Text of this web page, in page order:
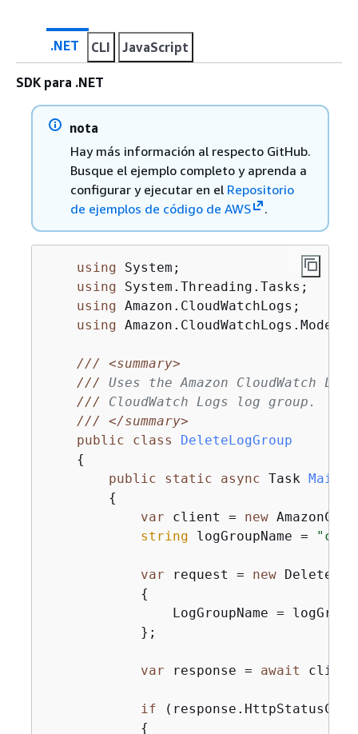
.NET CLI JavaScript
SDK para .NET
nota
Hay más información al respecto GitHub.
Busque el ejemplo completo y aprenda a
configurar y ejecutar en el Repositorio
de ejemplos de código de AWS
.
using System;
using System.Threading.Tasks;
using Amazon.CloudWatchLogs;
using Amazon.CloudWatchLogs.Model;
///
<summary>
/// Uses the Amazon CloudWatch
/// CloudWatch Logs log group.
///
</summary>
public
class
DeleteLogGroup
{
public
static async Task Main
{
var client = new
string logGroupName =
var request = new
{
LogGroupName =
            };
var response = await
if
{